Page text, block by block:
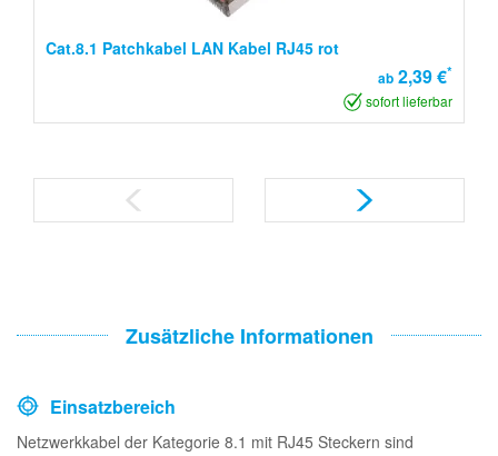
Cat.8.1 Patchkabel LAN Kabel RJ45 rot
ab 2,39 €*
sofort lieferbar
Zusätzliche Informationen
Einsatzbereich
Netzwerkkabel der Kategorie 8.1 mit RJ45 Steckern sind